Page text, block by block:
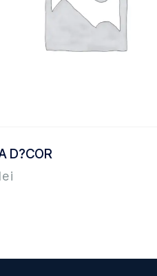
D?COR
lei